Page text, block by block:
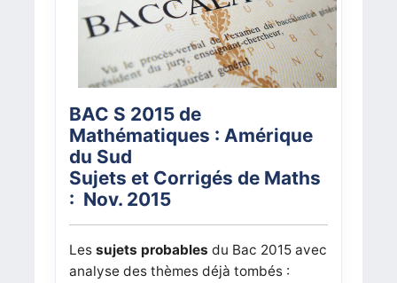
BAC S 2015 de
Mathématiques : Amérique
du Sud
Sujets et Corrigés de Maths
: Nov. 2015
Les sujets probables du Bac 2015 avec
analyse des thèmes déjà tombés :